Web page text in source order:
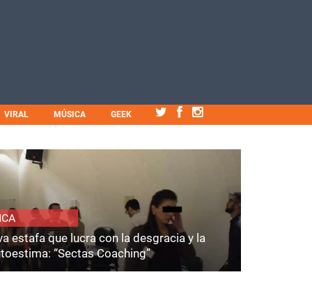
VIRAL MÚSICA GEEK
estafa que lucra con la desgracia y la
“Sectas Coaching”